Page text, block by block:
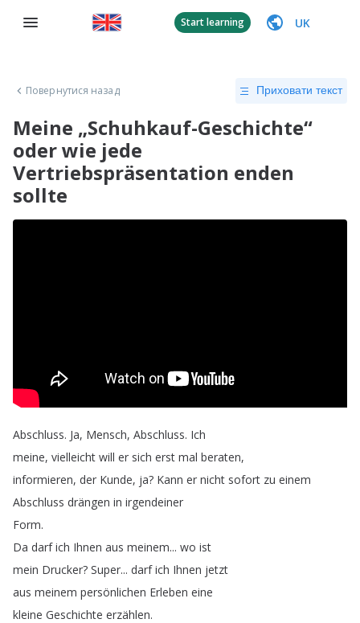
Start learning UK
Повернутися назад Приховати текст
Meine „Schuhkauf-Geschichte“
oder wie jede
Vertriebspräsentation enden
sollte
Abschluss. Ja, Mensch, Abschluss. Ich
meine, vielleicht will er sich erst mal beraten,
informieren, der Kunde, ja? Kann er nicht sofort zu einem
Abschluss drängen in irgendeiner
Form.
Da darf ich Ihnen aus meinem... wo ist
mein Drucker? Super... darf ich Ihnen jetzt
aus meinem persönlichen Erleben eine
kleine Geschichte erzählen.